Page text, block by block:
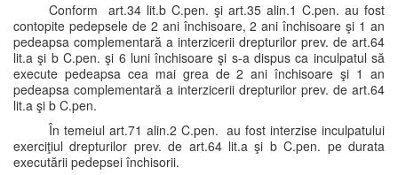
Conform art.34 lit.b C.pen. şi art.35 alin.1 C.pen. au fost
contopite pedepsele de 2 ani închisoare, 2 ani închisoare şi 1 an
pedeapsa complementară a interzicerii drepturilor prev. de art.64
lit.a şi b C.pen. şi 6 luni închisoare şi s-a dispus ca inculpatul să
execute pedeapsa cea mai grea de 2 ani închisoare şi 1 an
pedeapsa complementară a interzicerii drepturilor prev. de art.64
lit.a şi b C.pen.
În temeiul art.71 alin.2 C.pen. au fost interzise inculpatului
exerciţiul drepturilor prev. de art.64 lit.a şi b C.pen. pe durata
executării pedepsei închisorii.